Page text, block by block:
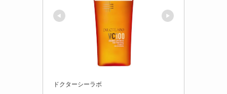
ドクターシーラボ